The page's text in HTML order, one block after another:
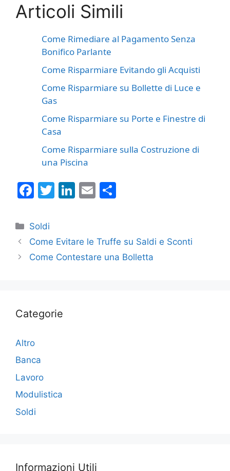
Articoli Simili
Come Rimediare al Pagamento Senza
Bonifico Parlante
Come Risparmiare Evitando gli Acquisti
Come Risparmiare su Bollette di Luce e
Gas
Come Risparmiare su Porte e Finestre di
Casa
Come Risparmiare sulla Costruzione di
una Piscina
F
c
e
b
T
er
Li
e
dI
E
l
di
vi
Categorie
Soldi
Come Evitare le Truffe su Saldi e Sconti
Come Contestare una Bolletta
Categorie
Altro
Banca
Lavoro
Modulistica
Soldi
Informazioni Utili